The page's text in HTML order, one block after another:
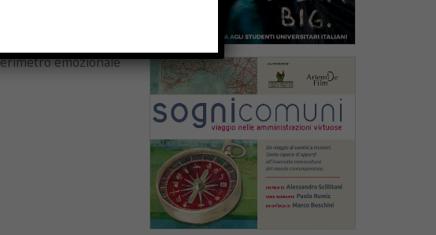
in Campo
sonora. C’è
storico e le
emozionale